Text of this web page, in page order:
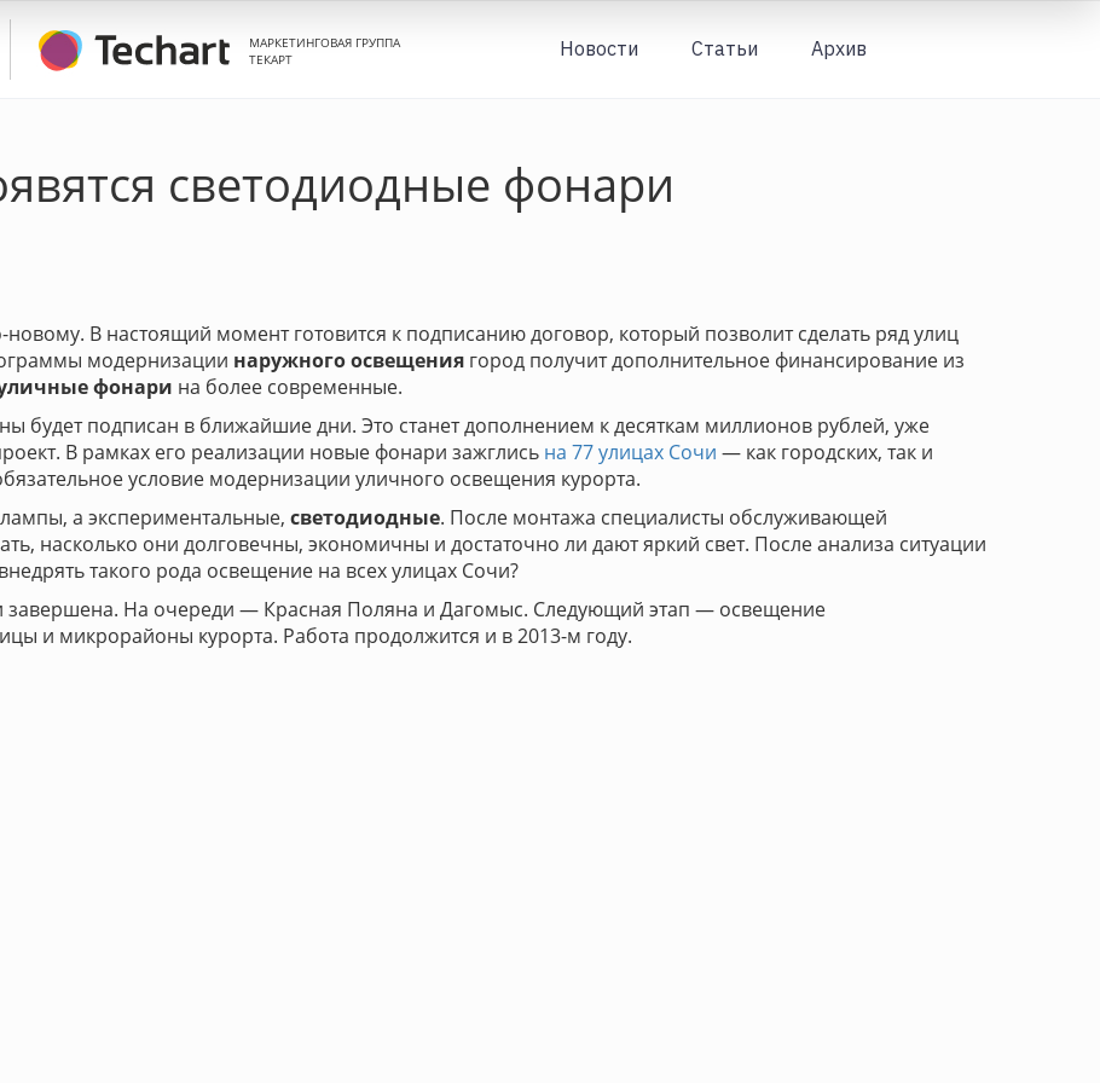
МАРКЕТИНГОВАЯ ГРУППА
ТЕКАРТ
Новости Статьи Архив
светодиодные фонари
В настоящий момент готовится к подписанию договор, который позволит сделать ряд улиц
модернизации наружного освещения город получит дополнительное финансирование из
фонари на более современные.
будет подписан в ближайшие дни. Это станет дополнением к десяткам миллионов рублей, уже
В рамках его реализации новые фонари зажглись на 77 улицах Сочи — как городских, так и
условие модернизации уличного освещения курорта.
а экспериментальные, светодиодные. После монтажа специалисты обслуживающей
насколько они долговечны, экономичны и достаточно ли дают яркий свет. После анализа ситуации
такого рода освещение на всех улицах Сочи?
завершена. На очереди — Красная Поляна и Дагомыс. Следующий этап — освещение
и микрорайоны курорта. Работа продолжится и в 2013-м году.